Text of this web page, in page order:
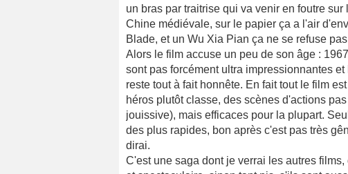
un bras par traitrise qui va venir en foutre
Chine médiévale, sur le papier ça a l'air
Blade, et un Wu Xia Pian ça ne se refuse
Alors le film accuse un peu de son âge :
sont pas forcément ultra impressionnantes
reste tout à fait honnête. En fait tout le film
héros plutôt classe, des scènes d'actions
jouissive), mais efficaces pour la plupart.
des plus rapides, bon après c'est pas très
dirai.
C'est une saga dont je verrai les autres